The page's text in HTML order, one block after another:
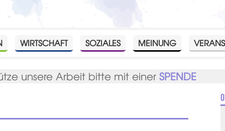
WIRTSCHAFT SOZIALES MEINUNG
unsere Arbeit bitte mit einerSPENDE